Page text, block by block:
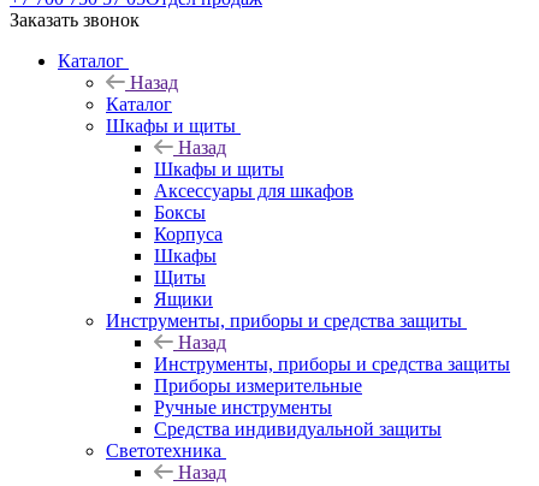
Заказать звонок
Каталог
Назад
Каталог
Шкафы и щиты
Назад
Шкафы и щиты
Аксессуары для шкафов
Боксы
Корпуса
Шкафы
Щиты
Ящики
Инструменты, приборы и средства защиты
Назад
Инструменты, приборы и средства защиты
Приборы измерительные
Ручные инструменты
Средства индивидуальной защиты
Светотехника
Назад